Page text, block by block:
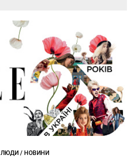
ЛЮДИ / НОВИНИ